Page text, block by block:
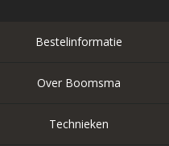
Bestelinformatie
Over Boomsma
Technieken